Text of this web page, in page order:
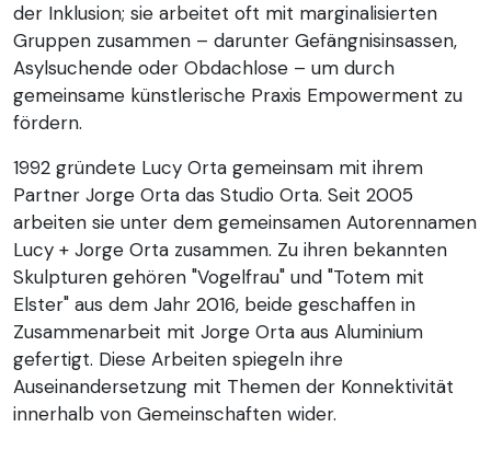
der Inklusion; sie arbeitet oft mit marginalisierten
Gruppen zusammen – darunter Gefängnisinsassen,
Asylsuchende oder Obdachlose – um durch
gemeinsame künstlerische Praxis Empowerment zu
fördern.
1992 gründete Lucy Orta gemeinsam mit ihrem
Partner Jorge Orta das Studio Orta. Seit 2005
arbeiten sie unter dem gemeinsamen Autorennamen
Lucy + Jorge Orta zusammen. Zu ihren bekannten
Skulpturen gehören "Vogelfrau" und "Totem mit
Elster" aus dem Jahr 2016, beide geschaffen in
Zusammenarbeit mit Jorge Orta aus Aluminium
gefertigt. Diese Arbeiten spiegeln ihre
Auseinandersetzung mit Themen der Konnektivität
innerhalb von Gemeinschaften wider.